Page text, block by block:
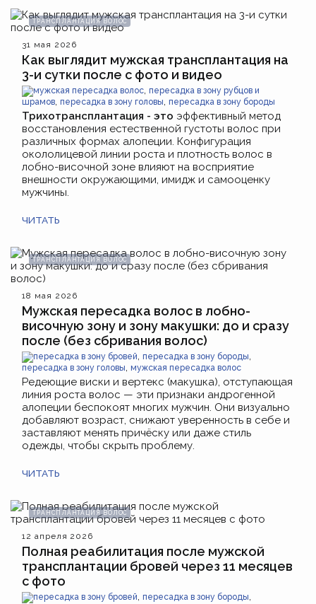
ТРАНСПЛАНТАЦИЯ ВОЛОС
31 мая 2026
Как выглядит мужская трансплантация на
3-и сутки после с фото и видео
мужская пересадка волос,пересадка в зону рубцов и
шрамов ,пересадка в зону головы ,пересадка в зону бороды
Трихотрансплантация - это эффективный метод
восстановления естественной густоты волос при
различных формах алопеции. Конфигурация
окололицевой линии роста и плотность волос в
лобно-височной зоне влияют на восприятие
внешности окружающими, имидж и самооценку
мужчины.
ЧИТАТЬ
ТРАНСПЛАНТАЦИЯ ВОЛОС
18 мая 2026
Мужская пересадка волос в лобно-
височную зону и зону макушки: до и сразу
после (без сбривания волос)
пересадка в зону бровей,пересадка в зону бороды,
пересадка в зону головы ,мужская пересадка волос
Редеющие виски и вертекс (макушка), отступающая
линия роста волос — эти признаки андрогенной
алопеции беспокоят многих мужчин. Они визуально
добавляют возраст, снижают уверенность в себе и
заставляют менять причёску или даже стиль
одежды, чтобы скрыть проблему.
ЧИТАТЬ
ТРАНСПЛАНТАЦИЯ ВОЛОС
12 апреля 2026
Полная реабилитация после мужской
трансплантации бровей через 11 месяцев
с фото
пересадка в зону бровей,пересадка в зону бороды,